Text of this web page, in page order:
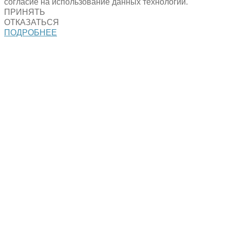
ПРИНЯТЬ
ОТКАЗАТЬСЯ
ПОДРОБНЕЕ